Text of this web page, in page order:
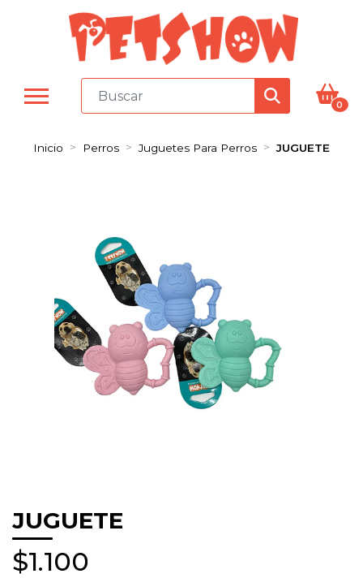
0
Inicio Perros Juguetes Para Perros JUGUETE
JUGUETE
$1.100